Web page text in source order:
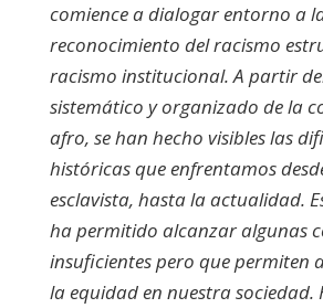
comience a dialogar entorno a
reconocimiento del racismo
racismo institucional. A partir
sistemático y organizado de la
afro, se han hecho visibles las
históricas que enfrentamos
esclavista, hasta la actualidad.
ha permitido alcanzar algunas
insuficientes pero que permiten
la equidad en nuestra sociedad.